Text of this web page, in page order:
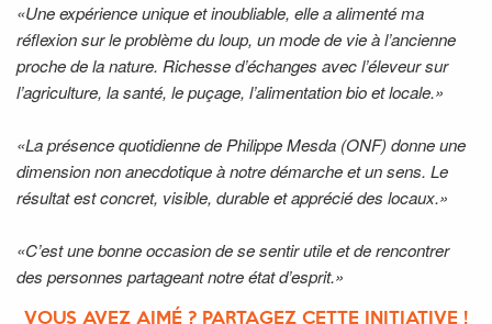
«Une expérience unique et inoubliable, elle a alimenté ma
réflexion sur le problème du loup, un mode de vie à l’ancienne
proche de la nature. Richesse d’échanges avec l’éleveur sur
l’agriculture, la santé, le puçage, l’alimentation bio et locale.»
«La présence quotidienne de Philippe Mesda (ONF) donne une
dimension non anecdotique à notre démarche et un sens. Le
résultat est concret, visible, durable et apprécié des locaux.»
«C’est une bonne occasion de se sentir utile et de rencontrer
des personnes partageant notre état d’esprit.»
VOUS AVEZ AIMÉ ? PARTAGEZ CETTE INITIATIVE !